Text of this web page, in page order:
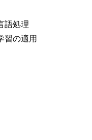
語処理
習の適用